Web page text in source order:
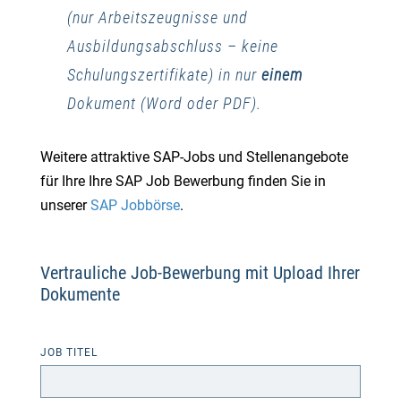
(nur Arbeitszeugnisse und
Ausbildungsabschluss – keine
Schulungszertifikate) in nur einem
Dokument (Word oder PDF).
Weitere attraktive SAP-Jobs und Stellenangebote
für Ihre Ihre SAP Job Bewerbung finden Sie in
unsererSAP Jobbörse.
Vertrauliche Job-Bewerbung mit Upload Ihrer
Dokumente
JOB TITEL